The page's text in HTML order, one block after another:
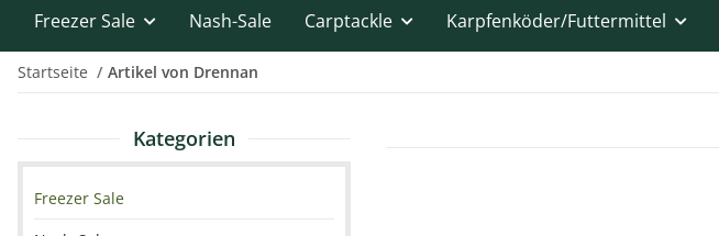
Freezer Sale Nash-Sale Carptackle Karpfenköder/Futtermittel
Startseite Artikel von Drennan
Kategorien
Freezer Sale